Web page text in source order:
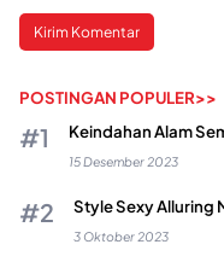
POSTINGAN POPULER>>
Keindahan Alam
15 Desember 2023
Style Sexy Alluring
3 Oktober 2023